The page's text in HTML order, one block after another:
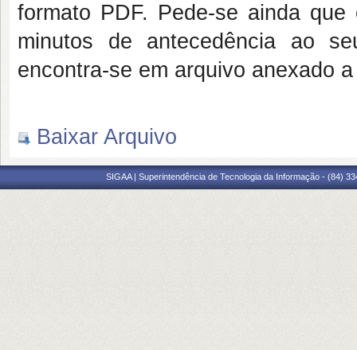
formato PDF. Pede-se ainda
minutos de antecedência ao
encontra-se em arquivo anexado
Baixar Arquivo
SIGAA | Superintendência de Tecnologia da Informação - (84)